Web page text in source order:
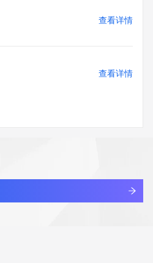
查看详情
查看详情
查看详情